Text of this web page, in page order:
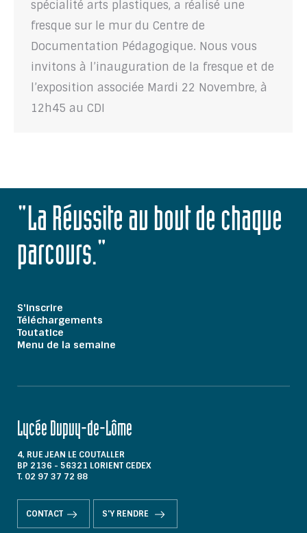
spécialité arts plastiques, a réalisé une
fresque sur le mur du Centre de
Documentation Pédagogique. Nous vous
invitons à l’inauguration de la fresque et de
l’exposition associée Mardi 22 Novembre, à
12h45 au CDI
"La Réussite au bout de chaque
parcours."
S'inscrire
Téléchargements
Toutatice
Menu de la semaine
Lycée Dupuy-de-Lôme
4, RUE JEAN LE COUTALLER
BP 2136 - 56321 LORIENT CEDEX
T. 02 97 37 72 88
CONTACT S'Y RENDRE